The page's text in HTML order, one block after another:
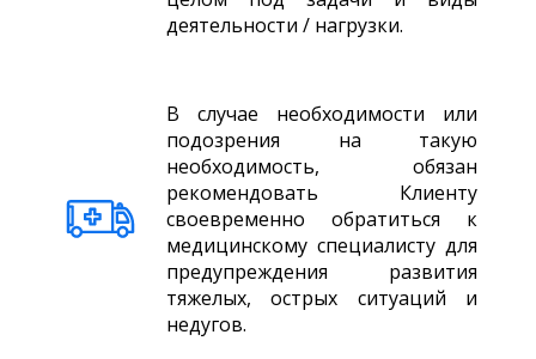
деятельности / нагрузки.
В случае необходимости или
подозрения на такую
необходимость, обязан
рекомендовать Клиенту
своевременно обратиться к
медицинскому специалисту для
предупреждения развития
тяжелых, острых ситуаций и
недугов.